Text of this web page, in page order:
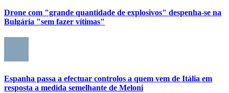
Drone com "grande quantidade de explosivos" despenha-se na
Bulgária "sem fazer vítimas"
Espanha passa a efectuar controlos a quem vem de Itália em
resposta a medida semelhante de Meloni